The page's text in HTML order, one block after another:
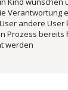
Verantwortung
andere
Prozess bereits
werden